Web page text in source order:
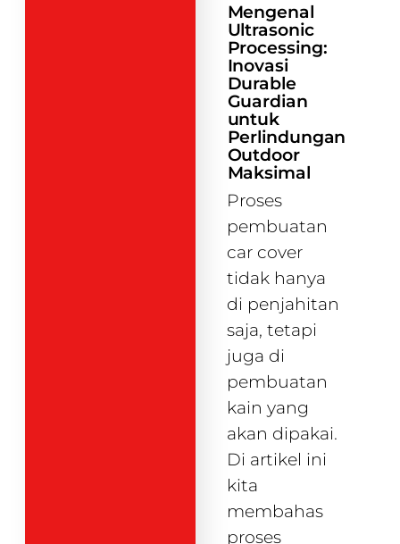
Mengenal
Ultrasonic
Processing:
Inovasi
Durable
Guardian
untuk
Perlindungan
Outdoor
Maksimal
Proses
pembuatan
car cover
tidak hanya
di penjahitan
saja, tetapi
juga di
pembuatan
kain yang
akan dipakai.
Di artikel ini
kita
membahas
proses